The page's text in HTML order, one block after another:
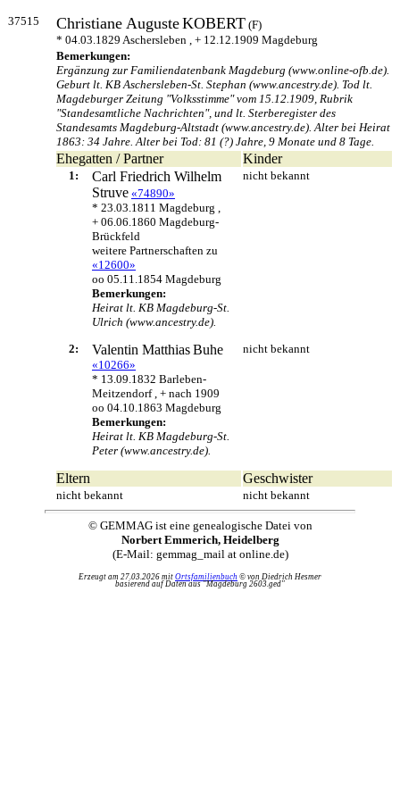
37515 Christiane AugusteKOBERT (F)
* 04.03.1829 Aschersleben , + 12.12.1909 Magdeburg
Bemerkungen:
Ergänzung zur Familiendatenbank Magdeburg (www.online-ofb.de).
Geburt lt. KB Aschersleben-St. Stephan (www.ancestry.de). Tod lt.
Magdeburger Zeitung "Volksstimme" vom 15.12.1909, Rubrik
"Standesamtliche Nachrichten", und lt. Sterberegister des
Standesamts Magdeburg-Altstadt (www.ancestry.de). Alter bei Heirat
1863: 34 Jahre. Alter bei Tod: 81 (?) Jahre, 9 Monate und 8 Tage.
Ehegatten / Partner Kinder
1:
Carl Friedrich Wilhelm
Struve «74890»
* 23.03.1811 Magdeburg ,
+ 06.06.1860 Magdeburg-
Brückfeld
weitere Partnerschaften zu
«12600»
oo 05.11.1854 Magdeburg
Bemerkungen:
Heirat lt. KB Magdeburg-St.
Ulrich (www.ancestry.de).
nicht bekannt
2: Valentin MatthiasBuhe
«10266»
* 13.09.1832 Barleben-
Meitzendorf , + nach 1909
oo 04.10.1863 Magdeburg
Bemerkungen:
Heirat lt. KB Magdeburg-St.
Peter (www.ancestry.de).
nicht bekannt
Eltern Geschwister
nicht bekannt nicht bekannt
© GEMMAG ist eine genealogische Datei von
Norbert Emmerich, Heidelberg
(E-Mail: gemmag_mail at online.de)
Erzeugt am 27.03.2026 mit Ortsfamilienbuch © von Diedrich Hesmer
basierend auf Daten aus "Magdeburg 2603.ged"